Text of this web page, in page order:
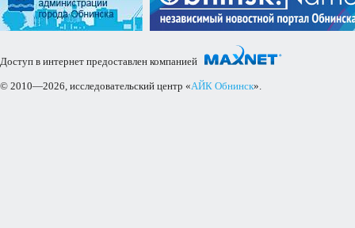
Доступ в интернет предоставлен компанией
© 2010—2026, исследовательский центр «АЙК Обнинск».